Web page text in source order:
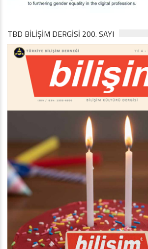
TBD BILIŞIM DERGISI 200. SAYI